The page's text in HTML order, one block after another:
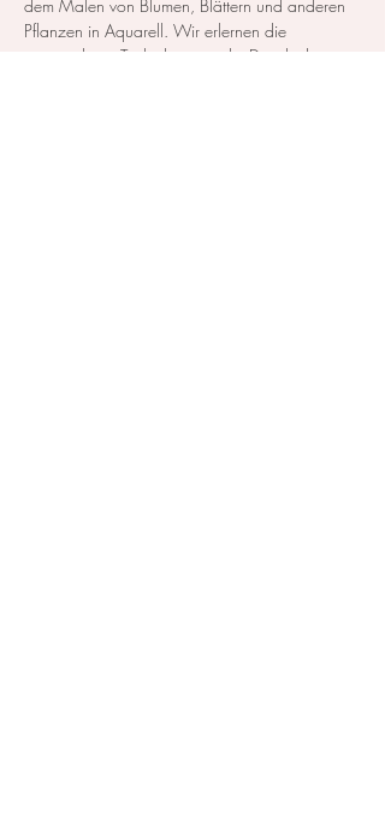
dem Malen von Blumen, Blättern und anderen
Pflanzen in Aquarell. Wir erlernen die
notwendigen Techniken, um die Details der